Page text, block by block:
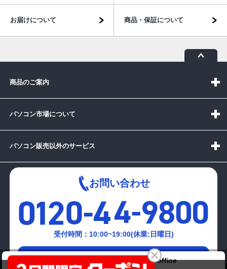
東芝 dynabook T552/47FR 1年保証 Polaris office
お届けについて 商品・保証について
商品のご案内
パソコン市場について
パソコン販売以外のサービス
お問い合わせ
受付時間：10:00~19:00(休業:日曜日)
メールでの